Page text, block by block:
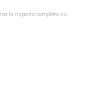
la risposta completa su